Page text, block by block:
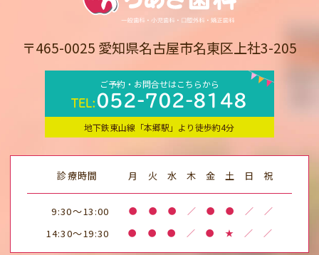
〒465-0025 愛知県名古屋市名東区上社3-205
ご予約・お問合せはこちらから
TEL: 052-702-8148
地下鉄東山線「本郷駅」より徒歩約4分
診療時間 月 火 水 木 金 土 日 祝
9:30～13:00 ● ● ● ／ ● ● ／ ／
14:30～19:30 ● ● ● ／ ● ★ ／ ／